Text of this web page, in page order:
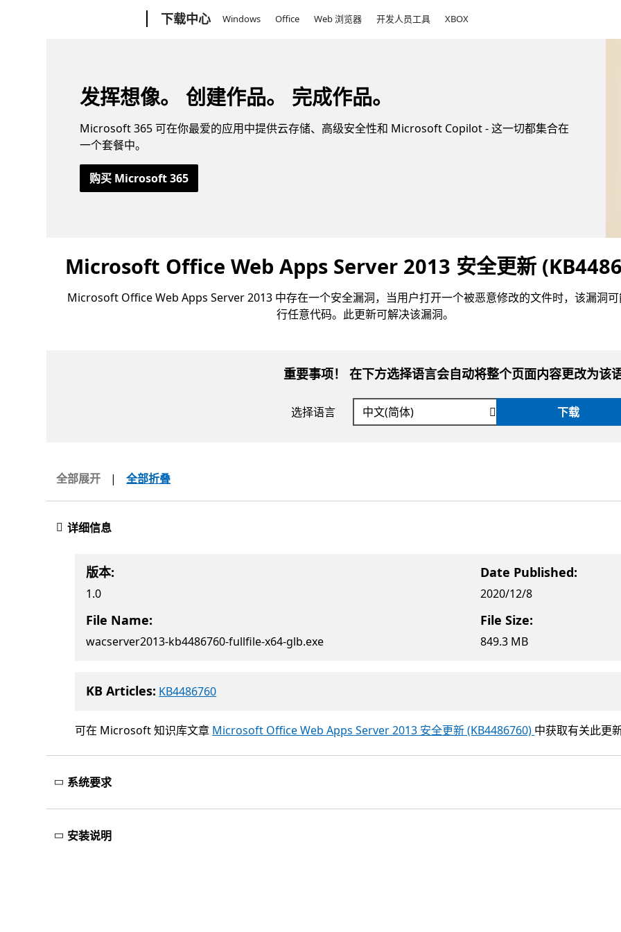
下载中心 Windows Office Web 浏览器 开发人员工具 XBOX
发挥想像。 创建作品。 完成作品。
Microsoft 365 可在你最爱的应用中提供云存储、高级安全性和 Microsoft Copilot - 这一切都集合在
一个套餐中。
购买 Microsoft 365
Microsoft Office Web Apps Server 2013 安全更新
Microsoft Office Web Apps Server 2013 中存在一个安全漏洞，当用户打开一个被恶意修改的文件时，该漏洞
行任意代码。此更新可解决该漏洞。
重要事项！ 在下方选择语言会自动将整个页面内容更改为该
选择语言 下载
全部展开 | 全部折叠
详细信息
版本:
1.0
Date Published:
2020/12/8
File Name:
wacserver2013-kb4486760-fullfile-x64-glb.exe
File Size:
849.3 MB
KB Articles: KB4486760
可在 Microsoft 知识库文章 Microsoft Office Web Apps Server 2013 安全更新 (KB4486760) 中获取有关此更
系统要求
安装说明